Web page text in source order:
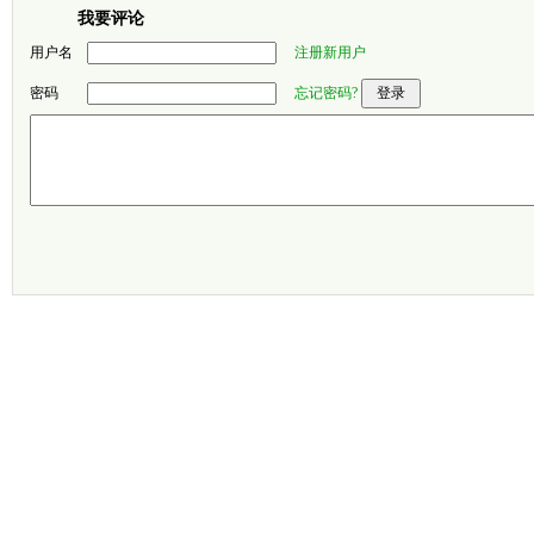
我要评论
用户名 注册新用户
密码 忘记密码?